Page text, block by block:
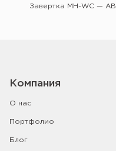
Завертка MH-WC — AB
Компания
О нас
Портфолио
Блог